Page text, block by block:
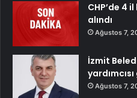
CHP’de 4
alındı
Ağustos 7,
İzmit
Ağustos 7,